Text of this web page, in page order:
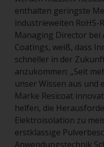
enthalten geringste
industrieweiten RoHS-
Managing Director bei
Coatings, weiß, dass
schneller in der
anzukommen: „Seit
unser Wissen aus und
Marke Resicoat
helfen, die
Elektroisolation zu
erstklassige
Anwendungstechnik